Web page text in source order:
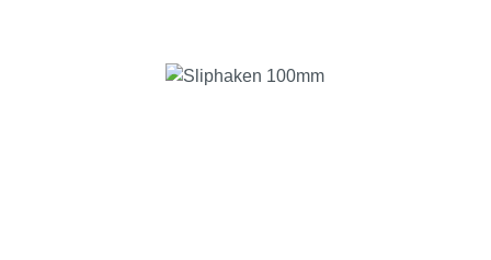
Bildergalerie überspringen